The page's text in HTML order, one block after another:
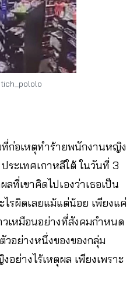
ก่อเหตุทำร้ายพนักงานหญิง
ระเทศเกาหลีใต้ ในวันที่ 3
ที่เขาคิดไปเองว่าเธอเป็น
ไรผิดเลยแม้แต่น้อย เพียงแค่
เหมือนอย่างที่สังคมกำหนด
วอย่างหนึ่งของของกลุ่ม
ย่างไร้เหตุผล เพียงเพราะ